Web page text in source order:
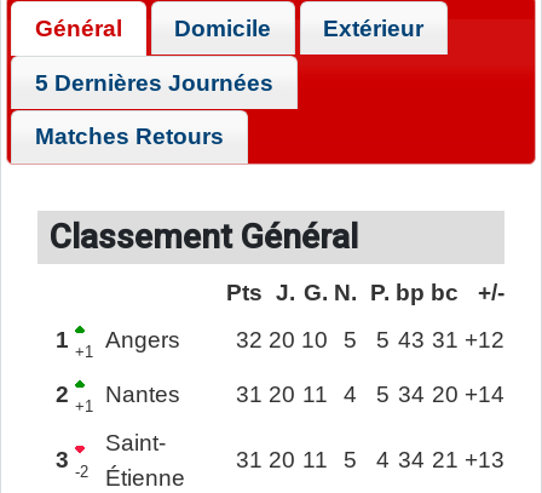
Général Domicile Extérieur
5 Dernières Journées
Matches Retours
Classement Général
Pts J. G. N. P. bp bc
+/-
1 +1 Angers 32 20 10 5 5 43 31 +12
2 +1 Nantes 31 20 11 4 5 34 20 +14
3 -2
Saint-
Étienne
31 20 11 5 4 34 21 +13